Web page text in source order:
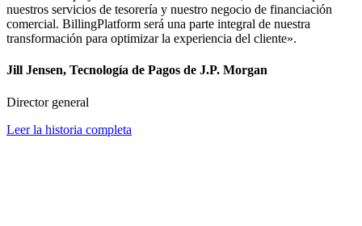
nuestros servicios de tesorería y nuestro negocio de financiación
comercial. BillingPlatform será una parte integral de nuestra
transformación para optimizar la experiencia del cliente».
Jill Jensen, Tecnología de Pagos de J.P. Morgan
Director general
Leer la historia completa